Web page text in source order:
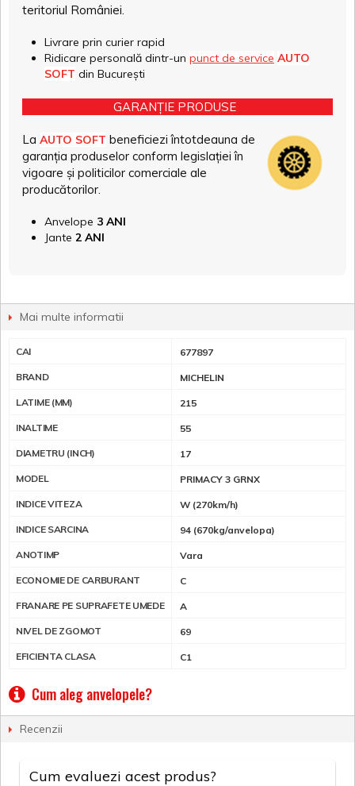
teritoriul României.
Livrare prin curier rapid
Ridicare personală dintr-un punct de service AUTO
SOFT din București
GARANȚIE PRODUSE
La AUTO SOFT beneficiezi întotdeauna de
garanția produselor conform legislației în
vigoare și politicilor comerciale ale
producătorilor.
Anvelope 3 ANI
Jante 2 ANI
Mai multe informatii
CAI 677897
BRAND MICHELIN
LATIME (MM) 215
INALTIME 55
DIAMETRU (INCH) 17
MODEL PRIMACY 3 GRNX
INDICE VITEZA W (270km/h)
INDICE SARCINA 94 (670kg/anvelopa)
ANOTIMP Vara
ECONOMIE DE CARBURANT C
FRANARE PE SUPRAFETE UMEDE A
NIVEL DE ZGOMOT 69
EFICIENTA CLASA C1
Cum aleg anvelopele?
Recenzii
Cum evaluezi acest produs?